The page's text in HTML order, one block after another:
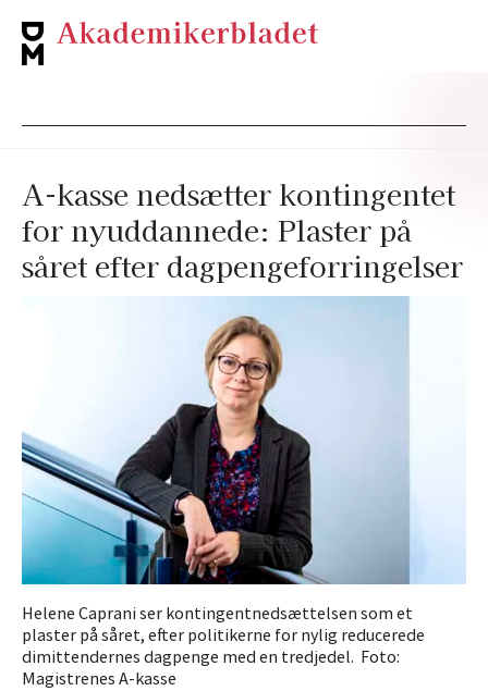
A-kasse nedsætter kontingentet
for nyuddannede: Plaster på
såret efter dagpengeforringelser
Helene Caprani ser kontingentnedsættelsen som et
plaster på såret, efter politikerne for nylig reducerede
dimittendernes dagpenge med en tredjedel. Foto:
Magistrenes A-kasse